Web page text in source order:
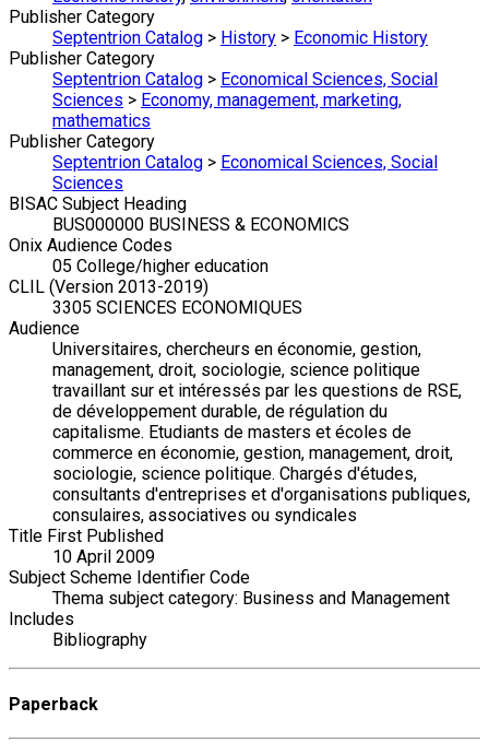
Publisher Category
Septentrion Catalog > History > Economic History
Publisher Category
Septentrion Catalog > Economical Sciences, Social
Sciences > Economy, management, marketing,
mathematics
Publisher Category
Septentrion Catalog > Economical Sciences, Social
Sciences
BISAC Subject Heading
BUS000000 BUSINESS & ECONOMICS
Onix Audience Codes
05 College/higher education
CLIL (Version 2013-2019)
3305 SCIENCES ECONOMIQUES
Audience
Universitaires, chercheurs en économie, gestion,
management, droit, sociologie, science politique
travaillant sur et intéressés par les questions de RSE,
de développement durable, de régulation du
capitalisme. Etudiants de masters et écoles de
commerce en économie, gestion, management, droit,
sociologie, science politique. Chargés d'études,
consultants d'entreprises et d'organisations publiques,
consulaires, associatives ou syndicales
Title First Published
10 April 2009
Subject Scheme Identifier Code
Thema subject category: Business and Management
Includes
Bibliography
Paperback